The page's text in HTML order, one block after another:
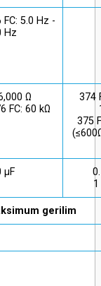
FC: 5.0 Hz -
Hz
Ω
FC: 60 kΩ
374
375
μF
gerilim